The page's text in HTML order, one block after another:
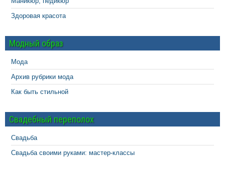
Здоровая красота
Модный образ
Мода
Архив рубрики мода
Как быть стильной
Свадебный переполох
Свадьба
Свадьба своими руками: мастер-классы